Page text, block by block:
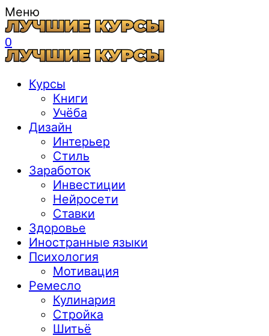
Меню
0
Курсы
Книги
Учёба
Дизайн
Интерьер
Стиль
Заработок
Инвестиции
Нейросети
Ставки
Здоровье
Иностранные языки
Психология
Мотивация
Ремесло
Кулинария
Стройка
Шитьё